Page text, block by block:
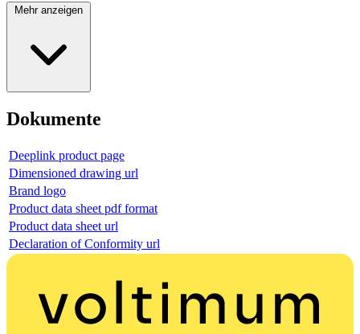
Mehr anzeigen
Dokumente
Deeplink product page
Dimensioned drawing url
Brand logo
Product data sheet pdf format
Product data sheet url
Declaration of Conformity url